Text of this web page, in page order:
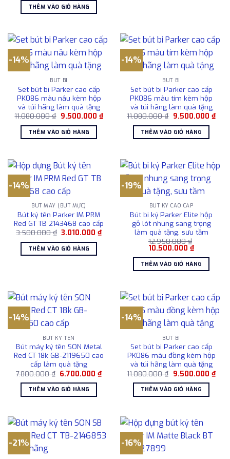
là:
21.500.000 ₫.
tại
là:
16.668.000 ₫.
THÊM VÀO GIỎ HÀNG
-14%
BÚT BI
Set bút bi Parker cao cấp
PK086 màu nâu kèm hộp
và túi hãng làm quà tặng
11.080.000₫ Giá
là:
11.080.000 ₫.
9.500.000 ₫Giá
hiện
9.500.000 ₫.
THÊM VÀO GIỎ HÀNG
-14%
BÚT BI
Set bút bi Parker cao cấp
PK086 màu tím kèm hộp
và túi hãng làm quà tặng
11.080.000₫ Giá
là:
11.080.000 ₫.
9.500.000 ₫Giá
hiện
THÊM VÀO GIỎ HÀNG
-14%
BÚT MÁY (BÚT MỰC)
Bút ký tên Parker IM PRM
Red GT TB 2143468 cao cấp
3.500.000₫ Giá
là:
3.500.000 ₫.
3.010.000₫Giá
hiện
3.010.000 ₫.
THÊM VÀO GIỎ HÀNG
-19%
BÚT KÝ CAO CẤP
Bút bi ký Parker Elite hộp
gỗ lót nhung sang trọng
làm quà tặng, sưu tầm
12.950.000₫
Giá
là:
12.950.000 ₫.
10.500.000 ₫Giá
hiện
tại
là:
THÊM VÀO GIỎ HÀNG
-14%
BÚT KÝ TÊN
Bút máy ký tên SON Metal
Red CT 18k GB-2119650 cao
cấp làm quà tặng
7.800.000₫ Giá
là:
7.800.000 ₫.
6.700.000₫Giá
hiện
6.700.000 ₫.
THÊM VÀO GIỎ HÀNG
-14%
BÚT BI
Set bút bi Parker cao cấp
PK086 màu đồng kèm hộp
và túi hãng làm quà tặng
11.080.000₫ Giá
là:
11.080.000 ₫.
9.500.000 ₫Giá
hiện
THÊM VÀO GIỎ HÀNG
-21% -16%